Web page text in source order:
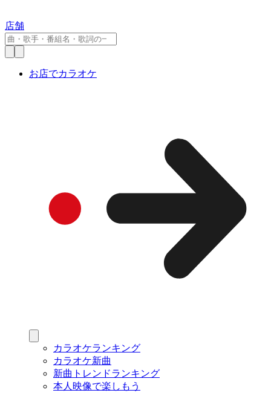
店舗
お店でカラオケ
カラオケランキング
カラオケ新曲
新曲トレンドランキング
本人映像で楽しもう